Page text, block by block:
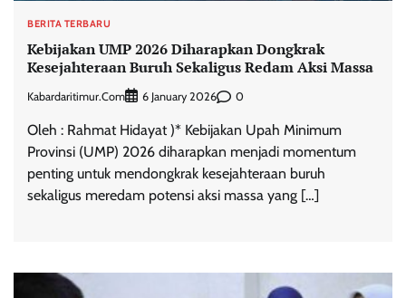
BERITA TERBARU
Kebijakan UMP 2026 Diharapkan Dongkrak
Kesejahteraan Buruh Sekaligus Redam Aksi Massa
Kabardaritimur.com 6 January 2026 0
Oleh : Rahmat Hidayat )* Kebijakan Upah Minimum
Provinsi (UMP) 2026 diharapkan menjadi momentum
penting untuk mendongkrak kesejahteraan buruh
sekaligus meredam potensi aksi massa yang […]